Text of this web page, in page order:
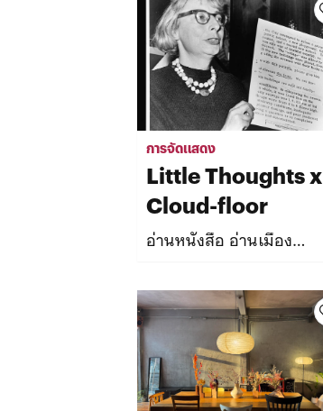
การจัดแสดง
Little Thoughts x
Cloud-floor
อ่านหนังสือ อ่านเมือง